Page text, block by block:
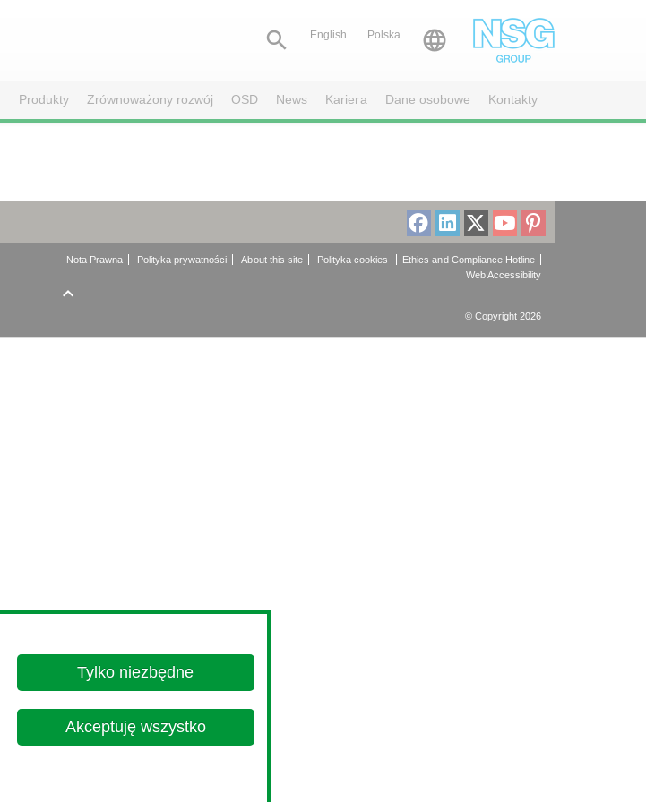
 English Polska 
Produkty Zrównoważony rozwój OSD News Kariera Dane osobowe Kontakty
Nota Prawna Polityka prywatności About this site Polityka cookies
Ethics and Compliance Hotline
Web Accessibility

© Copyright 2026
Tylko niezbędne
Akceptuję wszystko